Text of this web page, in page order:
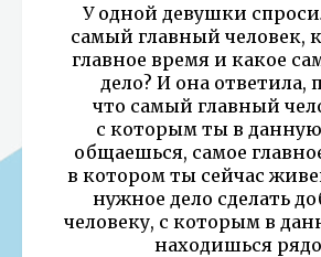
У одной девушки
самый главный человек,
главное время и какое
дело? И она ответила,
что самый главный
с которым ты в
общаешься, самое
в котором ты сейчас
нужное дело сделать
человеку, с которым в
находишься